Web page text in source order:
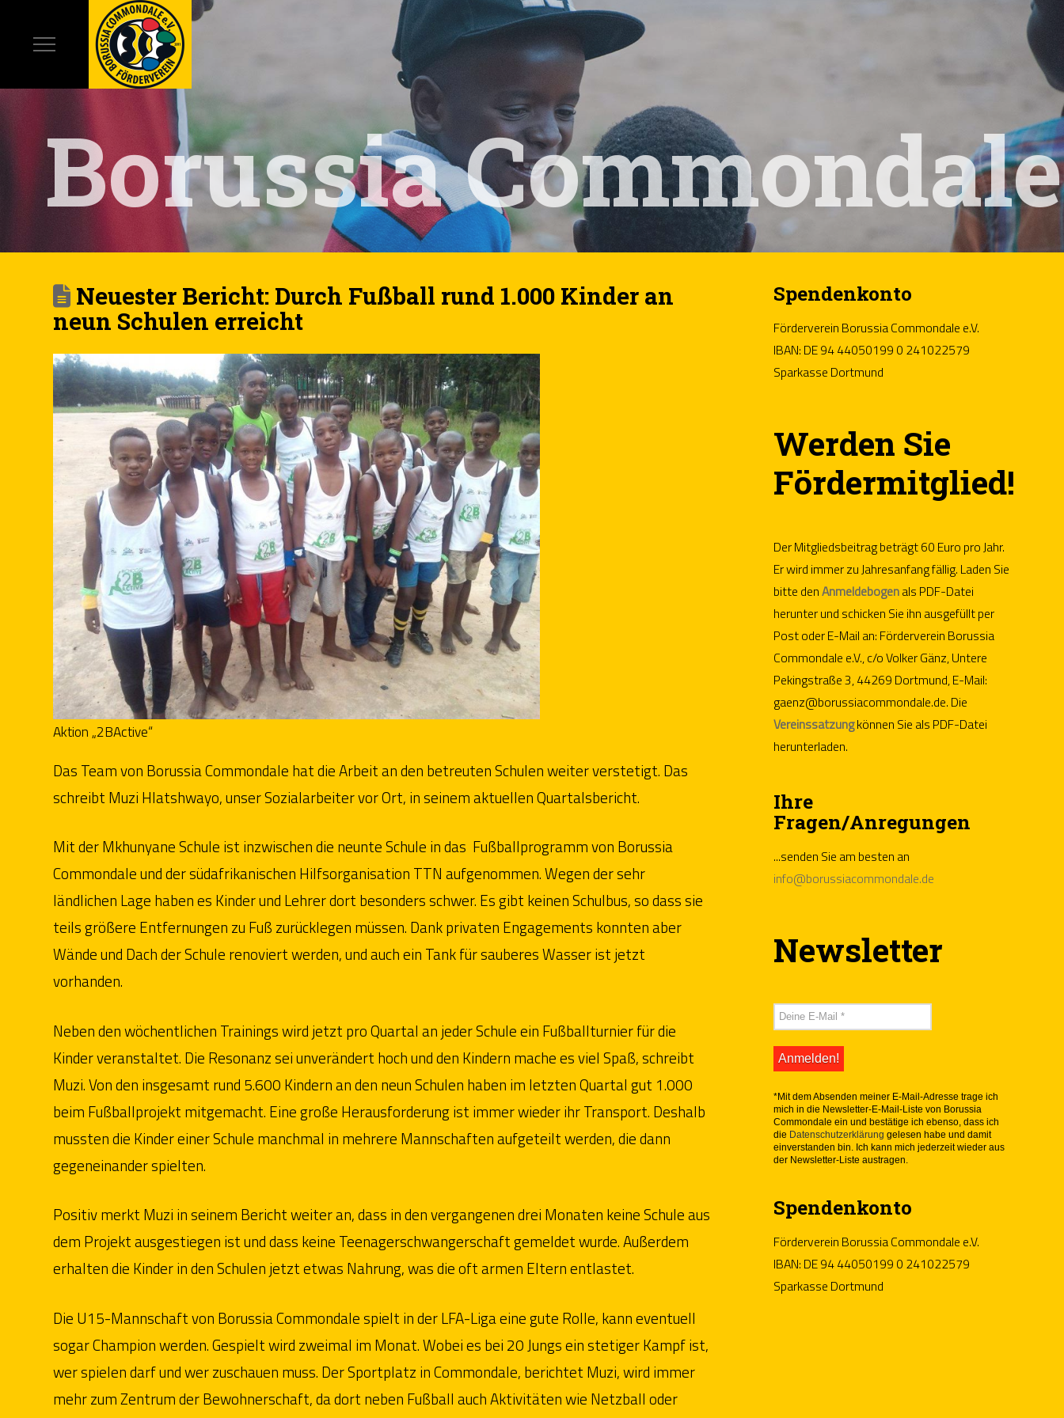
Borussia Commondale
Neuester Bericht: Durch Fußball rund 1.000 Kinder an
neun Schulen erreicht
Aktion „2BActive“
Das Team von Borussia Commondale hat die Arbeit an den betreuten Schulen weiter verstetigt. Das
schreibt Muzi Hlatshwayo, unser Sozialarbeiter vor Ort, in seinem aktuellen Quartalsbericht.
Mit der Mkhunyane Schule ist inzwischen die neunte Schule in das Fußballprogramm von Borussia
Commondale und der südafrikanischen Hilfsorganisation TTN aufgenommen. Wegen der sehr
ländlichen Lage haben es Kinder und Lehrer dort besonders schwer. Es gibt keinen Schulbus, so dass sie
teils größere Entfernungen zu Fuß zurücklegen müssen. Dank privaten Engagements konnten aber
Wände und Dach der Schule renoviert werden, und auch ein Tank für sauberes Wasser ist jetzt
vorhanden.
Neben den wöchentlichen Trainings wird jetzt pro Quartal an jeder Schule ein Fußballturnier für die
Kinder veranstaltet. Die Resonanz sei unverändert hoch und den Kindern mache es viel Spaß, schreibt
Muzi. Von den insgesamt rund 5.600 Kindern an den neun Schulen haben im letzten Quartal gut 1.000
beim Fußballprojekt mitgemacht. Eine große Herausforderung ist immer wieder ihr Transport. Deshalb
mussten die Kinder einer Schule manchmal in mehrere Mannschaften aufgeteilt werden, die dann
gegeneinander spielten.
Positiv merkt Muzi in seinem Bericht weiter an, dass in den vergangenen drei Monaten keine Schule aus
dem Projekt ausgestiegen ist und dass keine Teenagerschwangerschaft gemeldet wurde. Außerdem
erhalten die Kinder in den Schulen jetzt etwas Nahrung, was die oft armen Eltern entlastet.
Die U15-Mannschaft von Borussia Commondale spielt in der LFA-Liga eine gute Rolle, kann eventuell
sogar Champion werden. Gespielt wird zweimal im Monat. Wobei es bei 20 Jungs ein stetiger Kampf ist,
wer spielen darf und wer zuschauen muss. Der Sportplatz in Commondale, berichtet Muzi, wird immer
mehr zum Zentrum der Bewohnerschaft, da dort neben Fußball auch Aktivitäten wie Netzball oder
Spendenkonto
Förderverein Borussia Commondale e.V.
IBAN: DE 94 44050199 0 241022579
Sparkasse Dortmund
Werden Sie
Fördermitglied!
Der Mitgliedsbeitrag beträgt 60 Euro pro Jahr.
Er wird immer zu Jahresanfang fällig. Laden Sie
bitte denAnmeldebogenals PDF-Datei
herunter und schicken Sie ihn ausgefüllt per
Post oder E-Mail an: Förderverein Borussia
Commondale e.V., c/o Volker Gänz, Untere
Pekingstraße 3, 44269 Dortmund, E-Mail:
gaenz@borussiacommondale.de. Die
Vereinssatzungkönnen Sie als PDF-Datei
herunterladen.
Ihre
Fragen/Anregungen
...senden Sie am besten an
info@borussiacommondale.de
Newsletter
*Mit dem Absenden meiner E-Mail-Adresse trage ich
mich in die Newsletter-E-Mail-Liste von Borussia
Commondale ein und bestätige ich ebenso, dass ich
die Datenschutzerklärung gelesen habe und damit
einverstanden bin. Ich kann mich jederzeit wieder aus
der Newsletter-Liste austragen.
Spendenkonto
Förderverein Borussia Commondale e.V.
IBAN: DE 94 44050199 0 241022579
Sparkasse Dortmund